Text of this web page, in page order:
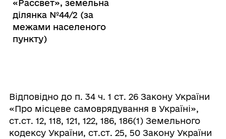
«Рассвет», земельна
ділянка №44/2 (за
межами населеного
пункту)
Відповідно до п. 34 ч. 1 ст. 26 Закону України
«Про місцеве самоврядування в Україні»,
ст.ст. 12, 118, 121, 122, 186, 186(1) Земельного
кодексу України, ст.ст. 25, 50 Закону України